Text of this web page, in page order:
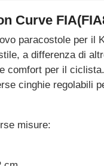
Curve
paracostole per il
a differenza di
comfort per il
cinghie regolabili
misure: